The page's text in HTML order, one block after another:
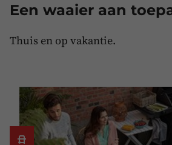
Een waaier aan
Thuis en op vakantie.